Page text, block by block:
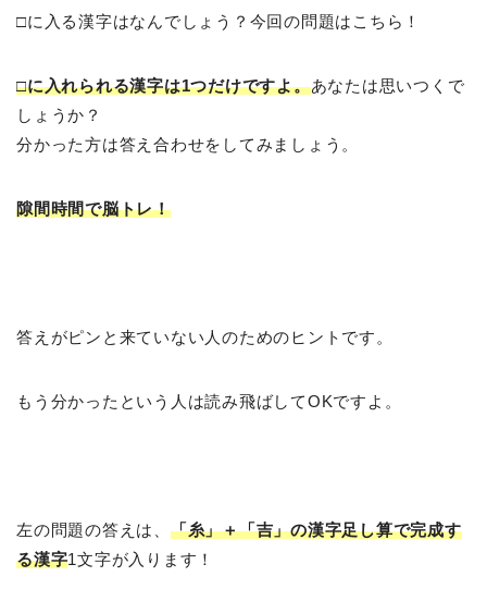
□に入る漢字はなんでしょう？今回の問題はこちら！
□に入れられる漢字は1つだけですよ。あなたは思いつくで
しょうか？
分かった方は答え合わせをしてみましょう。
隙間時間で脳トレ！
答えがピンと来ていない人のためのヒントです。
もう分かったという人は読み飛ばしてOKですよ。
左の問題の答えは、 「糸」＋「吉」の漢字足し算で完成す
る漢字1文字が入ります！